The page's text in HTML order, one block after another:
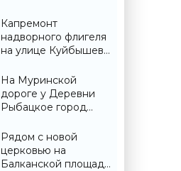
Капремонт
надворного флигеля
на улице Куйбышева
забросили - «Свежие
новости
строительства»
На Муринской
дороге у Деревни
Рыбацкое город
сад - «Свежие
новости
строительства»
Рядом с новой
церковью на
Балканской площади